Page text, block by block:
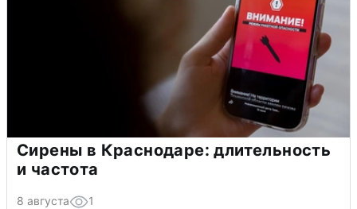
Сирены в Краснодаре: длительность
и частота
8 августа 1